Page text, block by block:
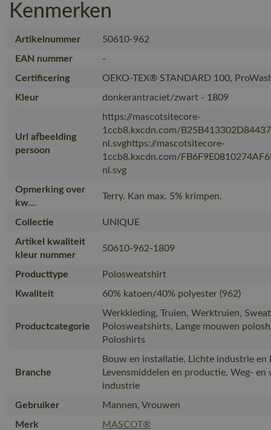
Kenmerken
Artikelnummer
50610-962
EAN nummer
-
Certificering
OEKO-TEX® STANDARD 100,
Kleur
donkerantraciet/zwart - 1809
Url afbeelding
persoon
https://mascotsitecore-
1ccb8.kxcdn.com/
nl.svghttps://mascotsitecore-
1ccb8.kxcdn.com/
nl.svg
Opmerking over
kw…
Terry. Kan max. 5% krimpen.
Collectie
UNIQUE
Artikel kwaliteit
kleur nummer
50610-962-1809
Producttype
Polosweatshirt
Kwaliteit
60% katoen/40% polyester (962)
Productcategorie
Werkkleding, Truien, Werktruien,
Polosweatshirts, Lange mouwen
Poloshirts
Branche
Bouw en installatie, Lichte industrie en
Levensmiddelen en productie, Weg-
industrie
Gebruiker
Mannen, Vrouwen
Merk
MASCOT®